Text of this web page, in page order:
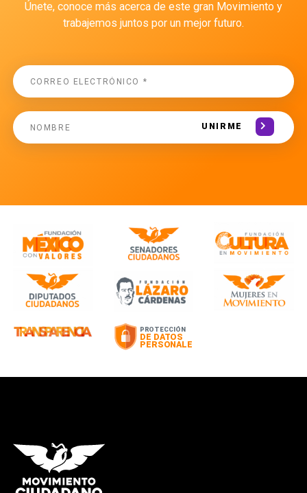
Únete, conoce más acerca de este gran Movimiento y
trabajemos juntos por un mejor futuro.
UNIRME